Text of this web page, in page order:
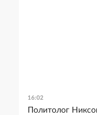
16:02
Политолог